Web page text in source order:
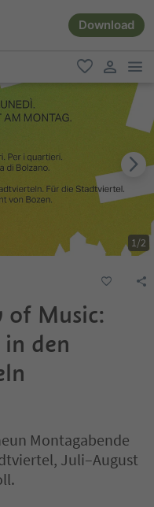
Download
favorit
user link
1/2
of Music:
den
Montagabende
Juli–August